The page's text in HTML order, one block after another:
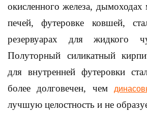
окисленного железа, дымоходах
печей, футеровке ковшей,
резервуарах для
Полуторный силикатный
для внутренней футеровки
более долговечен, чем
лучшую целостность и не